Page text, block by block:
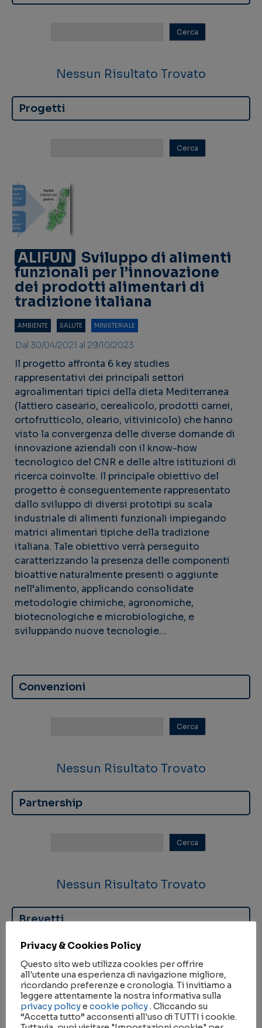
Nessun Risultato Trovato
Progetti
ALIFUN Sviluppo di alimenti
funzionali per l’innovazione
dei prodotti alimentari di
tradizione italiana
AMBIENTE SALUTE MINISTERIALE
Dal 30/04/2021 al 29/10/2023
Il progetto affronta 6 key studies
rappresentativi dei principali settori
agroalimentari tipici della dieta Mediterranea
(lattiero caseario, cerealicolo, prodotti carnei,
ortofrutticolo, oleario, vitivinicolo) che hanno
visto la convergenza delle diverse domande di
innovazione aziendali con il know-how
tecnologico del CNR e delle altre istituzioni di
ricerca coinvolte. Il principale obiettivo del
progetto è conseguentemente rappresentato
dallo sviluppo di diversi prototipi su scala
industriale di alimenti funzionali impiegando
matrici alimentari tipiche della tradizione
italiana. Tale obiettivo verrà perseguito
caratterizzando la presenza delle componenti
bioattive naturalmente presenti o aggiunte
nell’alimento, applicando consolidate
metodologie chimiche, agronomiche,
biotecnologiche e microbiologiche, e
sviluppando nuove tecnologie…
Convenzioni
Nessun Risultato Trovato
Partnership
Nessun Risultato Trovato
Brevetti
Nessun Risultato Trovato
Privacy & Cookies Policy
Questo sito web utilizza cookies per offrire
all'utente una esperienza di navigazione migliore,
ricordando preferenze e cronologia. Ti invitiamo a
leggere attentamente la nostra informativa sulla
privacy policye cookie policy. Cliccando su
“Accetta tutto” acconsenti all'uso di TUTTI i cookie.